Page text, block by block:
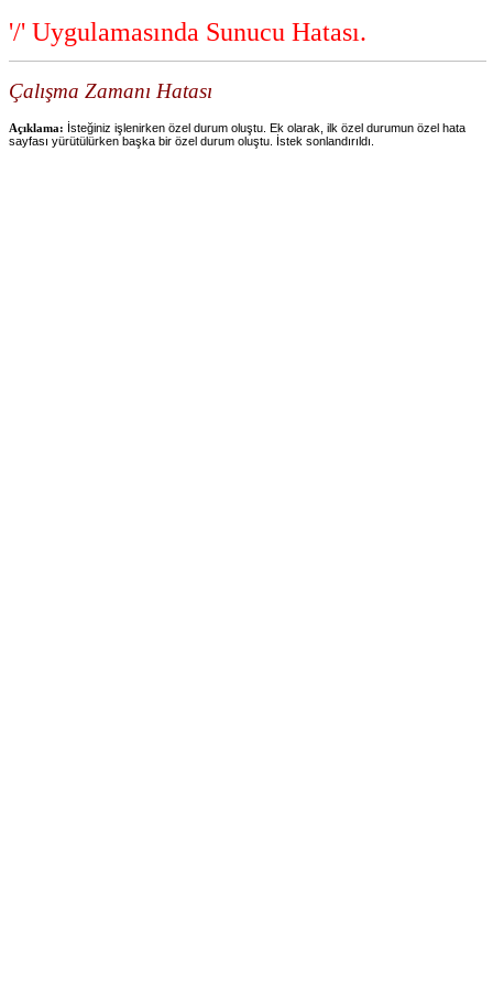
'/' Uygulamasında Sunucu Hatası.
Çalışma Zamanı Hatası
Açıklama: İsteğiniz işlenirken özel durum oluştu. Ek olarak, ilk özel durumun özel hata
sayfası yürütülürken başka bir özel durum oluştu. İstek sonlandırıldı.